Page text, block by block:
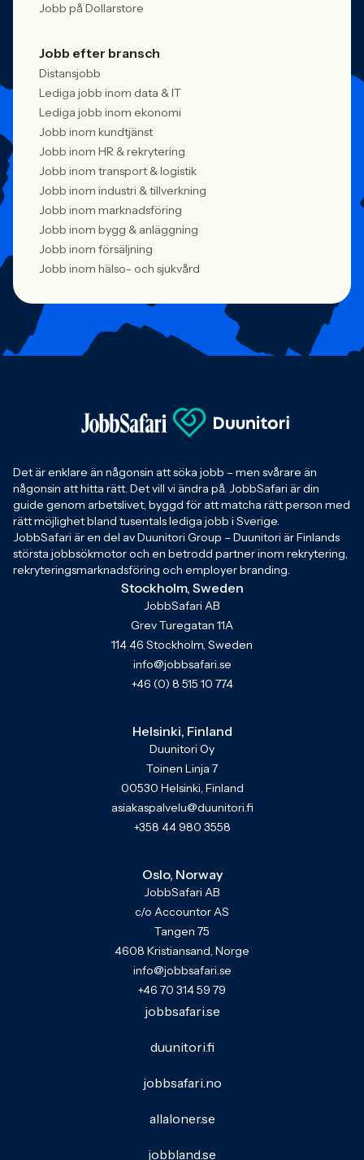
Jobb på Dollarstore
Jobb efter bransch
Distansjobb
Lediga jobb inom data & IT
Lediga jobb inom ekonomi
Jobb inom kundtjänst
Jobb inom HR & rekrytering
Jobb inom transport & logistik
Jobb inom industri & tillverkning
Jobb inom marknadsföring
Jobb inom bygg & anläggning
Jobb inom försäljning
Jobb inom hälso- och sjukvård
Det är enklare än någonsin att söka jobb – men svårare än
någonsin att hitta rätt. Det vill vi ändra på. JobbSafari är din
guide genom arbetslivet, byggd för att matcha rätt person med
rätt möjlighet bland tusentals lediga jobb i Sverige.
JobbSafari är en del av Duunitori Group – Duunitori är Finlands
största jobbsökmotor och en betrodd partner inom rekrytering,
rekryteringsmarknadsföring och employer branding.
Stockholm, Sweden
JobbSafari AB
Grev Turegatan 11A
114 46 Stockholm, Sweden
info@jobbsafari.se
+46 (0) 8 515 10 774
Helsinki, Finland
Duunitori Oy
Toinen Linja 7
00530 Helsinki, Finland
asiakaspalvelu@duunitori.fi
+358 44 980 3558
Oslo, Norway
JobbSafari AB
c/o Accountor AS
Tangen 75
4608 Kristiansand, Norge
info@jobbsafari.se
+46 70 314 59 79
jobbsafari.se
duunitori.fi
jobbsafari.no
allaloner.se
jobbland.se